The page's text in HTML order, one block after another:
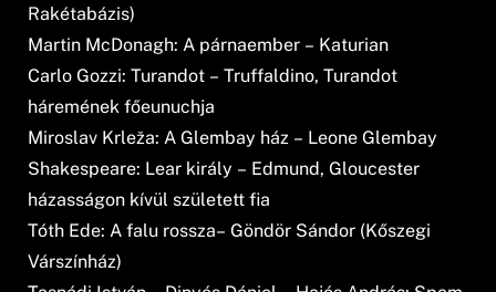
Rakétabázis)
Martin McDonagh: A párnaember – Katurian
Carlo Gozzi: Turandot – Truffaldino, Turandot
háremének főeunuchja
Miroslav Krleža: A Glembay ház – Leone Glembay
Shakespeare: Lear király – Edmund, Gloucester
házasságon kívül született fia
Tóth Ede: A falu rossza– Göndör Sándor (Kőszegi
Várszínház)